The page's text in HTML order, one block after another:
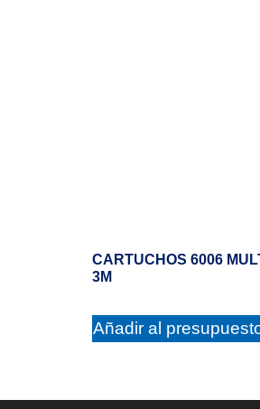
CARTUCHOS 6006
3M
Añadir al